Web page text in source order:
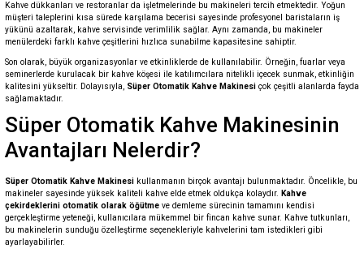
Kahve dükkanları ve restoranlar da işletmelerinde bu makineleri tercih etmektedir. Yoğun
müşteri taleplerini kısa sürede karşılama becerisi sayesinde profesyonel baristaların iş
yükünü azaltarak, kahve servisinde verimlilik sağlar. Aynı zamanda, bu makineler
menülerdeki farklı kahve çeşitlerini hızlıca sunabilme kapasitesine sahiptir.
Son olarak, büyük organizasyonlar ve etkinliklerde de kullanılabilir. Örneğin, fuarlar veya
seminerlerde kurulacak bir kahve köşesi ile katılımcılara nitelikli içecek sunmak, etkinliğin
kalitesini yükseltir. Dolayısıyla, Süper Otomatik Kahve Makinesi çok çeşitli alanlarda fayda
sağlamaktadır.
Süper Otomatik Kahve Makinesinin
Avantajları Nelerdir?
Süper Otomatik Kahve Makinesi kullanmanın birçok avantajı bulunmaktadır. Öncelikle, bu
makineler sayesinde yüksek kaliteli kahve elde etmek oldukça kolaydır. Kahve
çekirdeklerini otomatik olarak öğütme ve demleme sürecinin tamamını kendisi
gerçekleştirme yeteneği, kullanıcılara mükemmel bir fincan kahve sunar. Kahve tutkunları,
bu makinelerin sunduğu özelleştirme seçenekleriyle kahvelerini tam istedikleri gibi
ayarlayabilirler.